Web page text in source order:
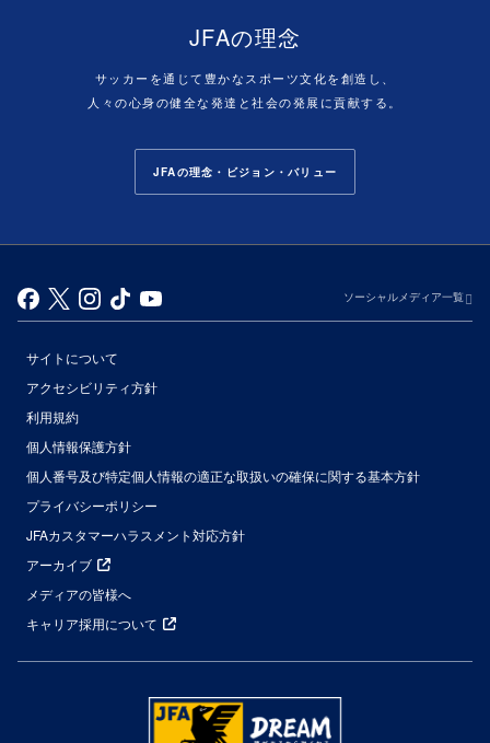
JFAの理念
サッカーを通じて豊かなスポーツ文化を創造し、
人々の心身の健全な発達と社会の発展に貢献する。
JFAの理念・ビジョン・バリュー
ソーシャルメディア一覧
サイトについて
アクセシビリティ方針
利用規約
個人情報保護方針
個人番号及び特定個人情報の適正な取扱いの確保に関する基本方針
プライバシーポリシー
JFAカスタマーハラスメント対応方針
アーカイブ
メディアの皆様へ
キャリア採用について